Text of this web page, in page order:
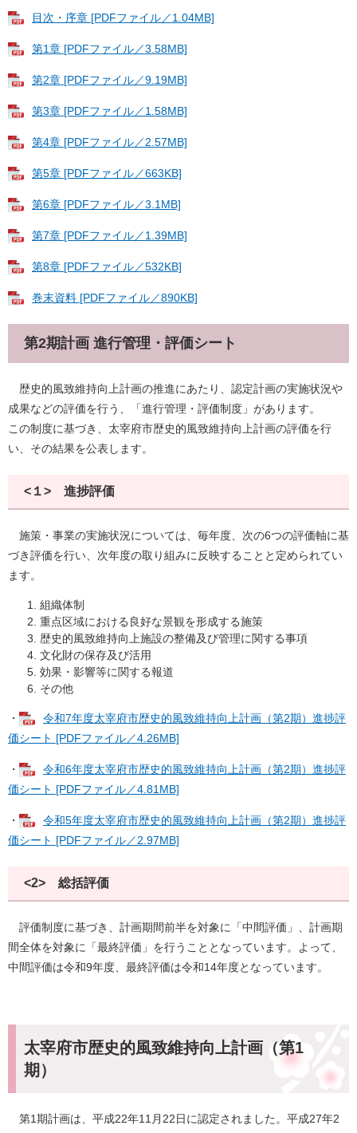
目次・序章 [PDFファイル／1.04MB]
第1章 [PDFファイル／3.58MB]
第2章 [PDFファイル／9.19MB]
第3章 [PDFファイル／1.58MB]
第4章 [PDFファイル／2.57MB]
第5章 [PDFファイル／663KB]
第6章 [PDFファイル／3.1MB]
第7章 [PDFファイル／1.39MB]
第8章 [PDFファイル／532KB]
巻末資料 [PDFファイル／890KB]
第2期計画 進行管理・評価シート
歴史的風致維持向上計画の推進にあたり、認定計画の実施状況や
成果などの評価を行う、「進行管理・評価制度」があります。
この制度に基づき、太宰府市歴史的風致維持向上計画の評価を行
い、その結果を公表します。
<１> 進捗評価
施策・事業の実施状況については、毎年度、次の6つの評価軸に基
づき評価を行い、次年度の取り組みに反映することと定められてい
ます。
組織体制
重点区域における良好な景観を形成する施策
歴史的風致維持向上施設の整備及び管理に関する事項
文化財の保存及び活用
効果・影響等に関する報道
その他
・
令和7年度太宰府市歴史的風致維持向上計画（第2期）進捗評
価シート [PDFファイル／4.26MB]
・
令和6年度太宰府市歴史的風致維持向上計画（第2期）進捗評
価シート [PDFファイル／4.81MB]
・
令和5年度太宰府市歴史的風致維持向上計画（第2期）進捗評
価シート [PDFファイル／2.97MB]
<2> 総括評価
評価制度に基づき、計画期間前半を対象に「中間評価」、計画期
間全体を対象に「最終評価」を行うこととなっています。よって、
中間評価は令和9年度、最終評価は令和14年度となっています。
太宰府市歴史的風致維持向上計画（第1
期）
第1期計画は、平成22年11月22日に認定されました。平成27年2